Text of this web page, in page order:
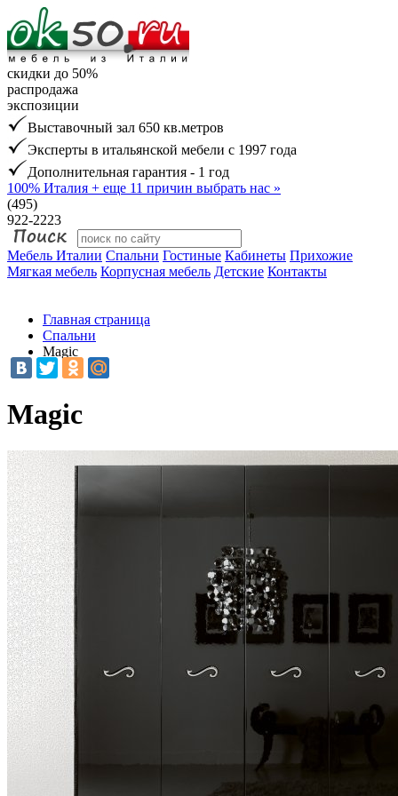
скидки до 50%
распродажа
экспозиции
Выставочный зал 650 кв.метров
Эксперты в итальянской мебели с 1997 года
Дополнительная гарантия - 1 год
100% Италия + еще 11 причин выбрать нас »
(495)
922-2223
Мебель Италии Спальни Гостиные Кабинеты Прихожие
Мягкая мебель Корпусная мебель Детские Контакты
Главная страница
Спальни
Magic
Magic